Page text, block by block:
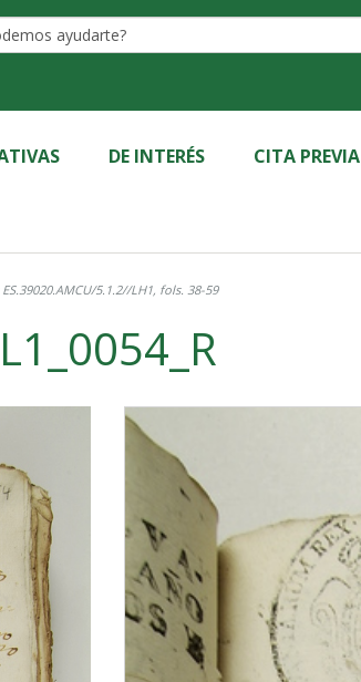
DE INTERÉS CITA PREVIA
5.1.2//LH1, fols. 38-59
L1_0054_R